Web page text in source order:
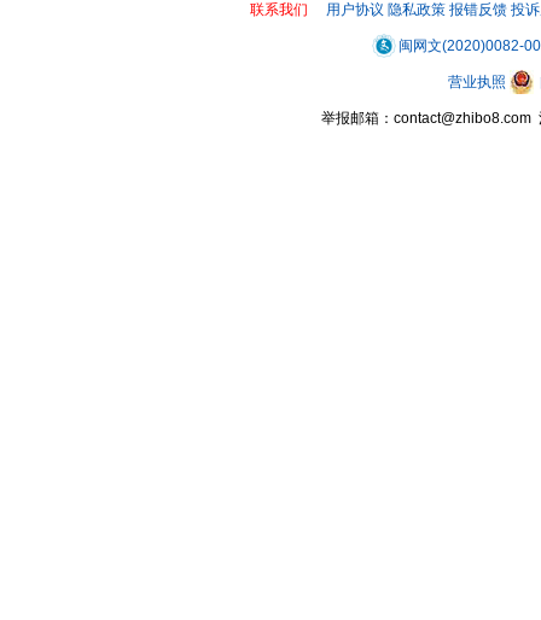
联系我们 用户协议 隐私政策 报错反馈 投
闽网文(2020)0082-
营业执照
举报邮箱：